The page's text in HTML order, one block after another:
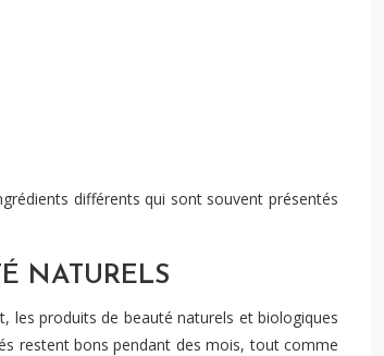
différents qui sont souvent présentés
NATURELS
les produits de beauté naturels et biologiques
restent bons pendant des mois, tout comme